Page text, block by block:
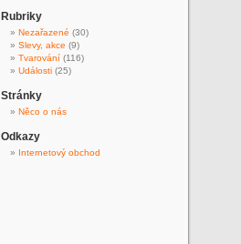
Rubriky
Nezařazené (30)
Slevy, akce (9)
Tvarování (116)
Události (25)
Stránky
Něco o nás
Odkazy
Internetový obchod